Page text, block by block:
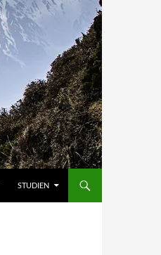
STUDIEN